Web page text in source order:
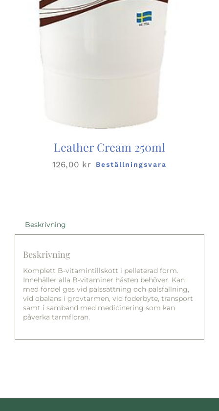
Leather Cream 250ml
126,00 kr Beställningsvara
Beskrivning
Beskrivning
Komplett B-vitamintillskott i pelleterad form.
Innehåller alla B-vitaminer hästen behöver. Kan
med fördel ges vid pälssättning och pälsfällning,
vid obalans i grovtarmen, vid foderbyte, transport
samt i samband med medicinering som kan
påverka tarmfloran.